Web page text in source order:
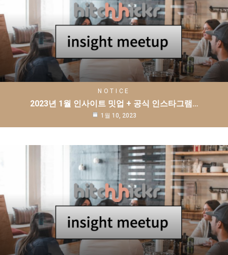
NOTICE
2023년 1월 인사이트 밋업 + 공식 인스타그램…
1월 10, 2023